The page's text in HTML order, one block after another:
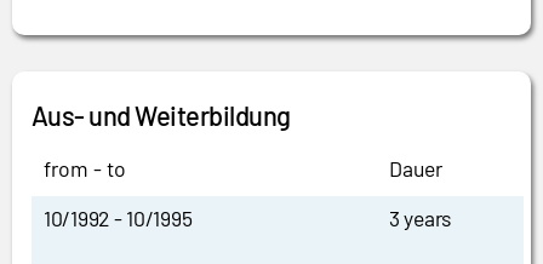
Aus- und Weiterbildung
from - to
Dauer
10/1992 - 10/1995
3 years